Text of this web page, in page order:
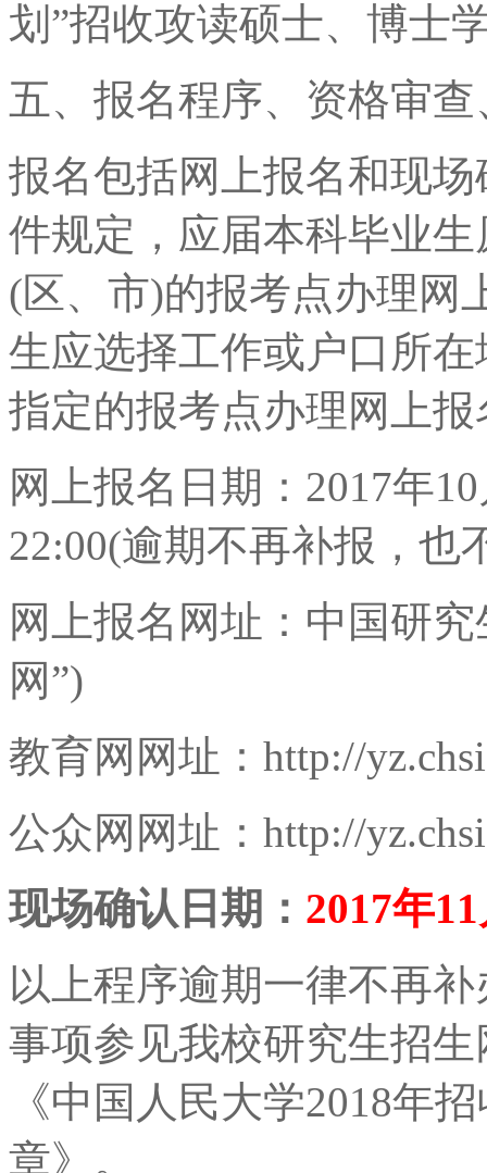
划”招收攻读硕士、博士
五、报名程序、资格审
报名包括网上报名和现
件规定，应届本科毕业
(区、市)的报考点办理网
生应选择工作或户口所
指定的报考点办理网上
网上报名日期：2017年
22:00(逾期不再补报，也
网上报名网址：中国研
网”)
教育网网址：http://
公众网网址：http://
现场确认日期： 2017年
以上程序逾期一律不再
事项参见我校研究生招生
《中国人民大学2018年
章》。